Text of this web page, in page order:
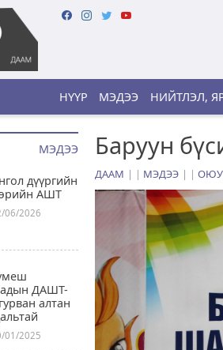
НҮҮР МЭДЭЭ НИЙТЛЭЛ,
МЭДЭЭ
дүүргийн
АШТ
06/2026
ДАШТ-
алтан
01/2025
Баруун
ДААМ | МЭДЭЭ |